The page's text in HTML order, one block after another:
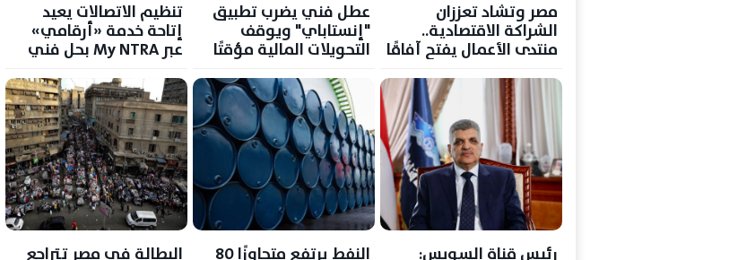
مصر وتشاد تعززان
الشراكة الاقتصادية..
منتدى الأعمال يفتح آفاقًا
عطل فني يضرب تطبيق
"إنستاباي" ويوقف
التحويلات المالية مؤقتًا
تنظيم الاتصالات يعيد
إتاحة خدمة «أرقامي»
عبر My NTRA بحل فني
المستخدمين
رئيس قناة السويس: النفط يرتفع متجاوزًا 80 البطالة في مصر تتراجع